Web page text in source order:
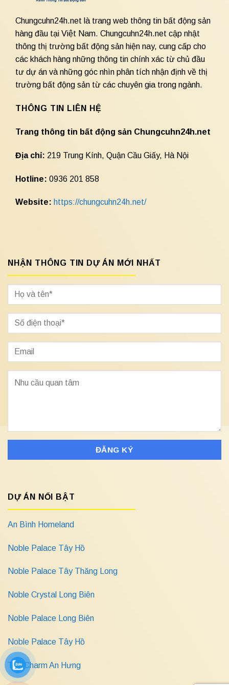
Chungcuhn24h.net là trang web thông tin bất động sản
hàng đầu tại Việt Nam. Chungcuhn24h.net cập nhật
thông thị trường bất động sản hiện nay, cung cấp cho
các khách hàng những thông tin chính xác từ chủ đầu
tư dự án và những góc nhìn phân tích nhận định về thị
trường bất động sản từ các chuyên gia trong ngành.
THÔNG TIN LIÊN HỆ
Trang thông tin bất động sản Chungcuhn24h.net
Địa chỉ: 219 Trung Kính, Quận Cầu Giấy, Hà Nội
Hotline: 0936 201 858
Website: https://chungcuhn24h.net/
NHẬN THÔNG TIN DỰ ÁN MỚI NHẤT
DỰ ÁN NỔI BẬT
An Bình Homeland
Noble Palace Tây Hồ
Noble Palace Tây Thăng Long
Noble Crystal Long Biên
Noble Palace Long Biên
Noble Palace Tây Hồ
The Charm An Hưng